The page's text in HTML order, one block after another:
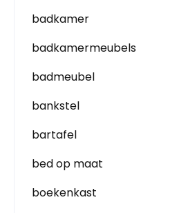
badkamer
badkamermeubels
badmeubel
bankstel
bartafel
bed op maat
boekenkast